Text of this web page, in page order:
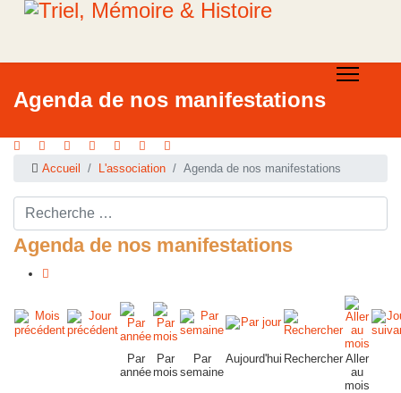
Agenda de nos manifestations
Accueil L'association Agenda de nos manifestations
Rechercher ...
Agenda de nos manifestations
Par
année
Par
mois
Par
semaine
Aujourd'hui Rechercher Aller
au
mois